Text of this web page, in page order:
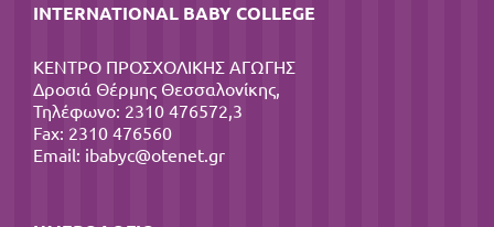
INTERNATIONAL BABY COLLEGE
ΚΕΝΤΡΟ ΠΡΟΣΧΟΛΙΚΗΣ ΑΓΩΓΗΣ
Δροσιά Θέρμης Θεσσαλονίκης,
Τηλέφωνο: 2310 476572,3
Fax: 2310 476560
Email: ibabyc@otenet.gr